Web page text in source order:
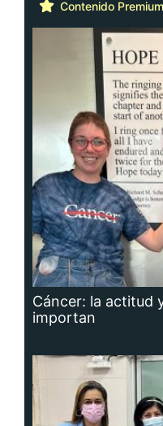
Contenido Premium
Cáncer: la actitud
importan